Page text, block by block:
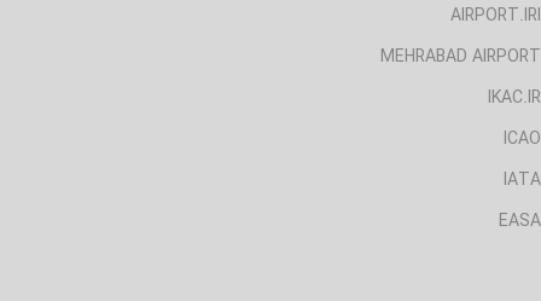
AIRPORT.IRI
MEHRABAD AIRPORT
IKAC.IR
ICAO
IATA
EASA